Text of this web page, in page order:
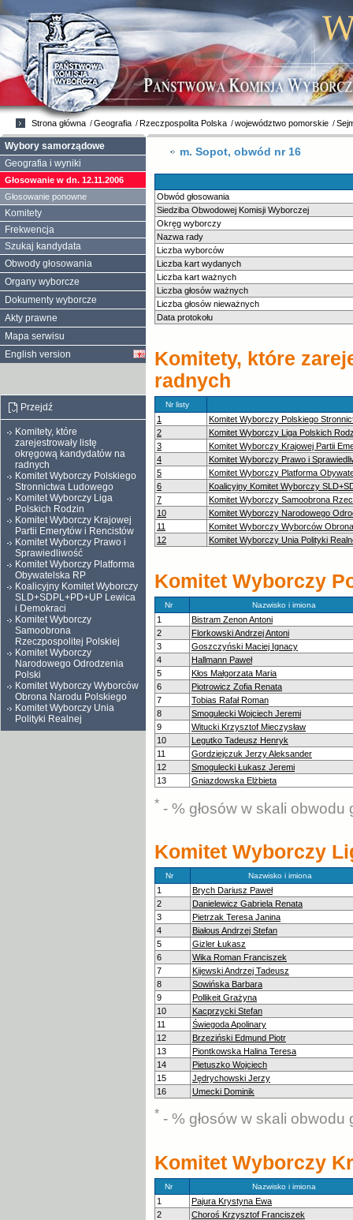
m. Sopot, obwód nr 16
Obwód głosowania
Siedziba Obwodowej Komisji Wyborczej
Okręg wyborczy
Nazwa rady
Liczba wyborców
Liczba kart wydanych
Liczba kart ważnych
Liczba głosów ważnych
Liczba głosów nieważnych
Data protokołu
Komitety, które
radnych
Nr listy
1
Komitet Wyborczy Polskiego
2
Komitet Wyborczy Liga Polskich
3
Komitet Wyborczy Krajowej Partii
4
Komitet Wyborczy Prawo i
5
Komitet Wyborczy Platforma
6
Koalicyjny Komitet Wyborczy
7
Komitet Wyborczy Samoobrona
10
Komitet Wyborczy Narodowego
11
Komitet Wyborczy Wyborców
12
Komitet Wyborczy Unia Polityki
Komitet Wyborczy
Nr Nazwisko i imiona
1
Bistram Zenon Antoni
2
Florkowski Andrzej Antoni
3
Goszczyński Maciej Ignacy
4
Hallmann Paweł
5
Kłos Małgorzata Maria
6
Piotrowicz Zofia Renata
7
Tobias Rafał Roman
8
Smogulecki Wojciech Jeremi
9
Witucki Krzysztof Mieczysław
10
Legutko Tadeusz Henryk
11
Gordziejczuk Jerzy Aleksander
12
Smogulecki Łukasz Jeremi
13
Gniazdowska Elżbieta
* - % głosów w skali obwodu
Komitet Wyborczy
Nr Nazwisko i imiona
1
Brych Dariusz Paweł
2
Danielewicz Gabriela Renata
3
Pietrzak Teresa Janina
4
Białous Andrzej Stefan
5
Gizler Łukasz
6
Wika Roman Franciszek
7
Kijewski Andrzej Tadeusz
8
Sowińska Barbara
9
Pollikeit Grażyna
10
Kacprzycki Stefan
11
Świegoda Apolinary
12
Brzeziński Edmund Piotr
13
Piontkowska Halina Teresa
14
Pietuszko Wojciech
15
Jędrychowski Jerzy
16
Umecki Dominik
* - % głosów w skali obwodu
Komitet Wyborczy
Nr Nazwisko i imiona
1
Pajura Krystyna Ewa
2
Choroś Krzysztof Franciszek
Strona główna Geografia Rzeczpospolita Polska województwo pomorskie
Wybory samorządowe
Geografia i wyniki
Głosowanie w dn. 12.11.2006
Głosowanie ponowne
Komitety
Frekwencja
Szukaj kandydata
Obwody głosowania
Organy wyborcze
Dokumenty wyborcze
Akty prawne
Mapa serwisu
English version
Przejdź
Komitety, które
zarejestrowały listę
okręgową kandydatów na
radnych
Komitet Wyborczy Polskiego
Stronnictwa Ludowego
Komitet Wyborczy Liga
Polskich Rodzin
Komitet Wyborczy Krajowej
Partii Emerytów i Rencistów
Komitet Wyborczy Prawo i
Sprawiedliwość
Komitet Wyborczy Platforma
Obywatelska RP
Koalicyjny Komitet Wyborczy
SLD+SDPL+PD+UP Lewica
i Demokraci
Komitet Wyborczy
Samoobrona
Rzeczpospolitej Polskiej
Komitet Wyborczy
Narodowego Odrodzenia
Polski
Komitet Wyborczy Wyborców
Obrona Narodu Polskiego
Komitet Wyborczy Unia
Polityki Realnej